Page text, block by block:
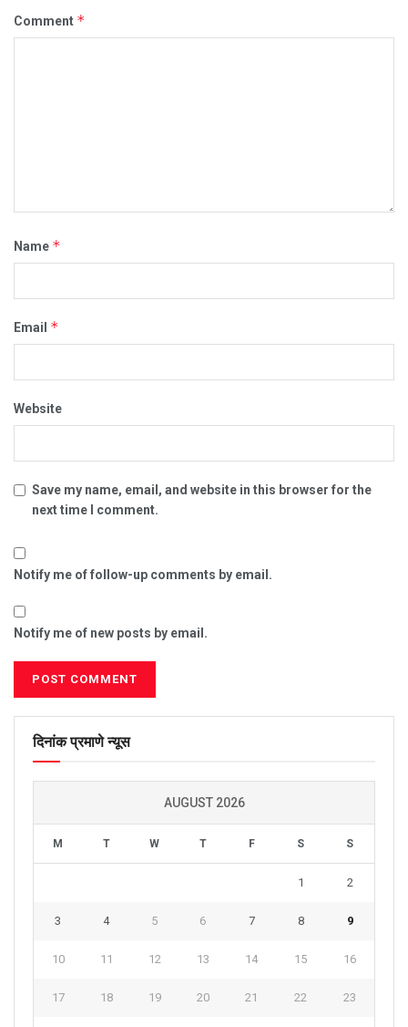
Comment *
Name *
Email *
Website
Save my name, email, and website in this browser for the
next time I comment.
Notify me of follow-up comments by email.
Notify me of new posts by email.
दिनांक प्रमाणे न्यूस
AUGUST 2026
M T W T F S S
1 2
3 4 5 6 7 8 9
10 11 12 13 14 15 16
17 18 19 20 21 22 23